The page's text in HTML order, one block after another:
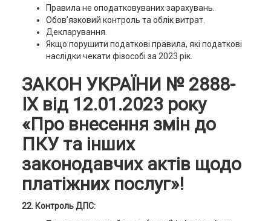
Правила не оподатковуваних зарахувань.
Обов’язковий контроль та облік витрат.
Декларування.
Якщо порушити податкові правила, які податкові
наслідки чекати фізособі за 2023 рік.
ЗАКОН УКРАЇНИ № 2888-
ІХ від 12.01.2023 року
«Про внесення змін до
ПКУ та інших
законодавчих актів щодо
платіжних послуг»!
22.Контроль ДПС: